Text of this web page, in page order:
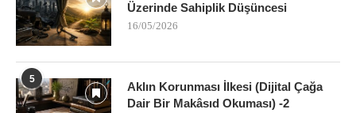
Üzerinde Sahiplik Düşüncesi
16/05/2026
5
Aklın Korunması İlkesi (Dijital Çağa
Dair Bir Makâsıd Okuması) -2